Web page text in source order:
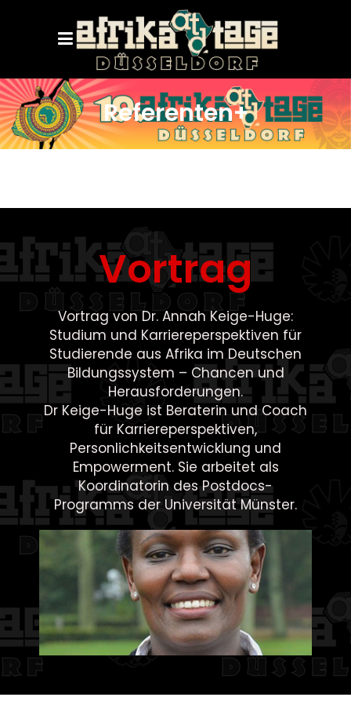
Referenten+
Vortrag
Vortrag von Dr. Annah Keige-Huge:
Studium und Karriereperspektiven für
Studierende aus Afrika im Deutschen
Bildungssystem – Chancen und
Herausforderungen.
Dr Keige-Huge ist Beraterin und Coach
für Karriereperspektiven,
Personlichkeitsentwicklung und
Empowerment. Sie arbeitet als
Koordinatorin des Postdocs-
Programms der Universität Münster.
Missing Subtitle
Dr. Annah
Keige-Huge